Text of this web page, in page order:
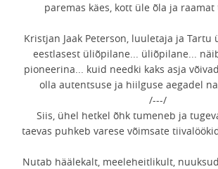
paremas käes, kott üle õla ja raamat
Kristjan Jaak Peterson, luuletaja ja Tartu
eestlasest üliõpilane... üliõpilane...
pioneerina... kuid needki kaks asja
olla autentsuse ja hiilguse aegadel
/---/
Siis, ühel hetkel õhk tumeneb ja
taevas puhkeb varese võimsate
Nutab häälekalt, meeleheitlikult,